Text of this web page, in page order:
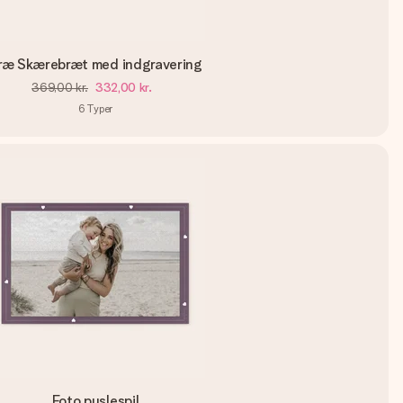
Skærebræt med indgravering
369,00 kr. 332,00 kr.
6 Typer